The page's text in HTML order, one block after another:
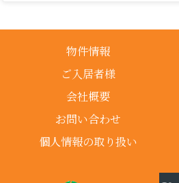
物件情報
ご入居者様
会社概要
お問い合わせ
個人情報の取り扱い